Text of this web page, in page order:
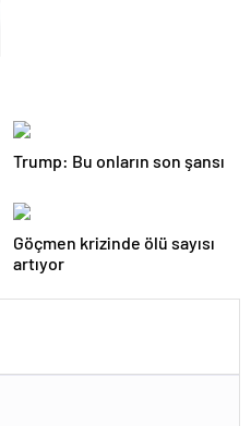
Trump: Bu onların son şansı
Göçmen krizinde ölü sayısı
artıyor